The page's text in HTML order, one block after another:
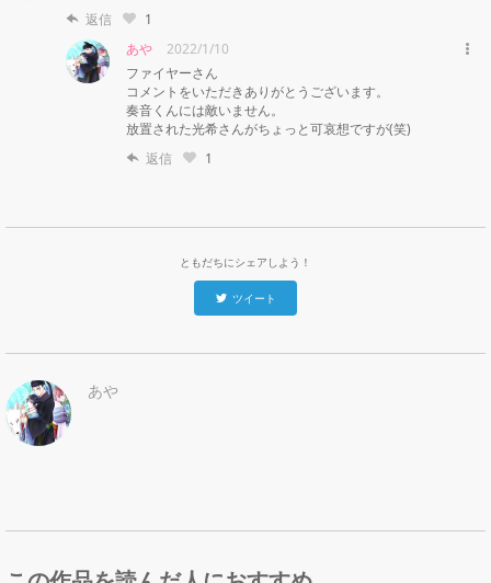
返信
1
あや
2022/1/10
ファイヤーさん
コメントをいただきありがとうございます。
奏音くんには敵いません。
放置された光希さんがちょっと可哀想ですが(笑)
返信
1
ともだちにシェアしよう！
ツイート
あや